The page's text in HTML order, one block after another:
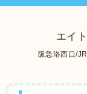
エイ
阪急洛西口/